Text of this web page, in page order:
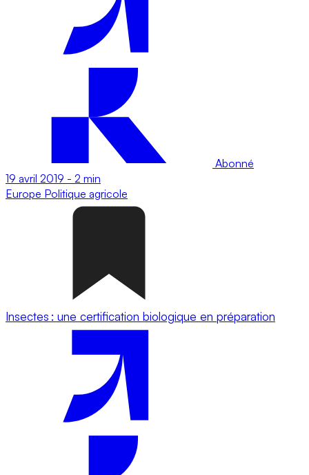
Abonné
19 avril 2019 - 2 min
Europe Politique agricole
Insectes : une certification biologique en préparation